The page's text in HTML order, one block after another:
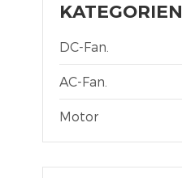
KATEGORIEN
DC-Fan.
AC-Fan.
Motor